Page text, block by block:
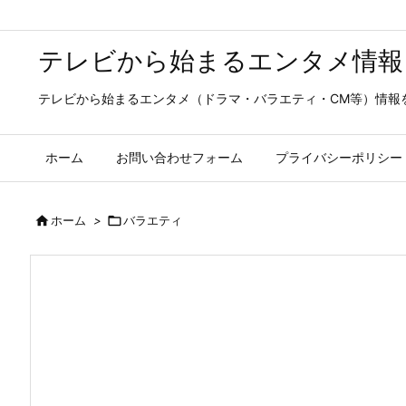
テレビから始まるエンタメ情報
テレビから始まるエンタメ（ドラマ・バラエティ・CM等）情報
ホーム お問い合わせフォーム プライバシーポリシー
ホーム > バラエティ